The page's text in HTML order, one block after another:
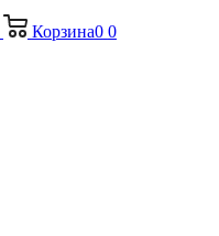
Корзина0 0